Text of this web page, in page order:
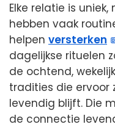
Elke relatie is
hebben vaak
helpen versterken
dagelijkse rituelen
de ochtend,
tradities die ervoor
levendig blijft. Die
de connectie